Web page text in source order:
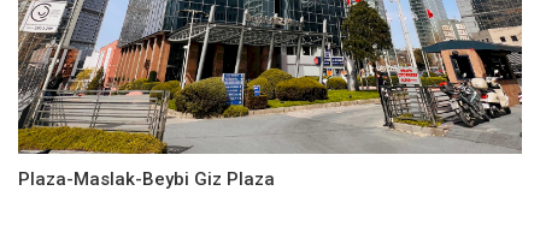
Plaza-Maslak-Beybi Giz Plaza